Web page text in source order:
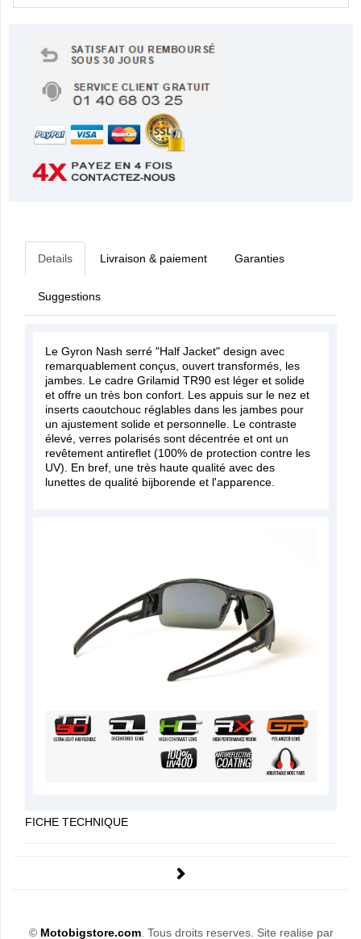
Details Livraison & paiement Garanties
Suggestions
Le Gyron Nash serré "Half Jacket" design avec
remarquablement conçus, ouvert transformés, les
jambes. Le cadre Grilamid TR90 est léger et solide
et offre un très bon confort. Les appuis sur le nez et
inserts caoutchouc réglables dans les jambes pour
un ajustement solide et personnelle. Le contraste
élevé, verres polarisés sont décentrée et ont un
revêtement antireflet (100% de protection contre les
UV). En bref, une très haute qualité avec des
lunettes de qualité bijborende et l'apparence.
FICHE TECHNIQUE
© Motobigstore.com. Tous droits reserves. Site realise par